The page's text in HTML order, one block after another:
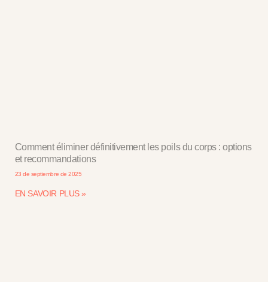
Comment éliminer définitivement les poils du corps : options
et recommandations
23 de septiembre de 2025
EN SAVOIR PLUS »